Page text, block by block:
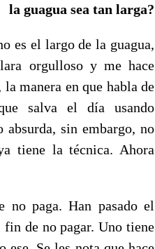
la guagua sea tan larga?
es el largo de la guagua,
orgulloso y me hace
manera en que habla de
salva el día usando
sin embargo, no
tiene la técnica. Ahora
no paga. Han pasado el
de no pagar. Uno tiene